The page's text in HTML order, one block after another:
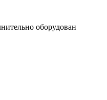
оборудован